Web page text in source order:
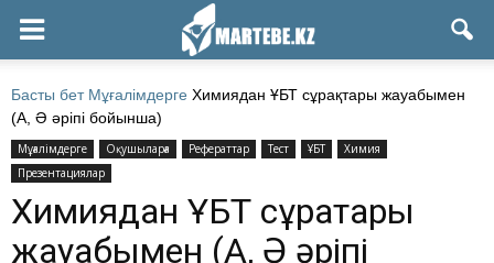
Басты бет Мұғалімдерге Химиядан ҰБТ сұрақтары жауабымен
(А, Ә әріпі бойынша)
Мұғалімдерге Оқушыларға Рефераттар Тест ҰБТ
Химия
Презентациялар
Химиядан ҰБТ сұрақтары
жауабымен (А, Ә әріпі